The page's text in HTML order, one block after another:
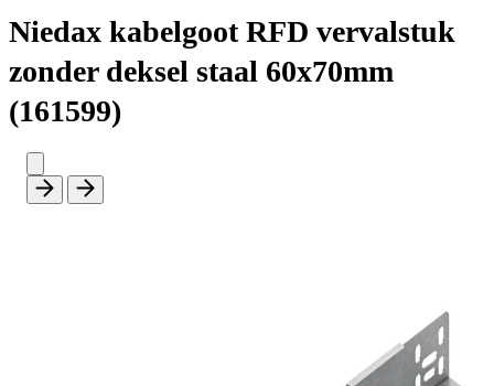
Niedax kabelgoot RFD vervalstuk
zonder deksel staal 60x70mm
(161599)